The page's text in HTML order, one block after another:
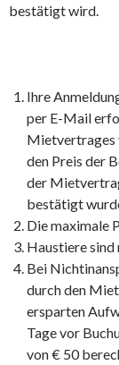
bestätigt wird.
Ihre
per E-Mail
Mietvertrages
den Preis der
der
bestätigt
Die maximale
Haustiere sind
Bei
durch den
ersparten
Tage vor
von € 50